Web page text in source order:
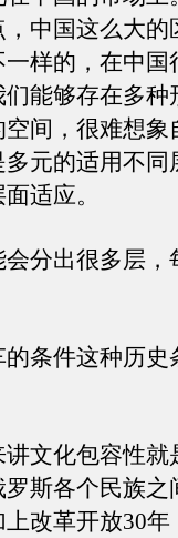
中国这么大的
一样的，在中国
能够存在多种
间，很难想象
元的适用不同
适应。
会分出很多层，
条件这种历史
文化包容性就
斯各个民族之
改革开放30